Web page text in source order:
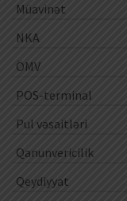
Müavinət
NKA
ÖMV
POS-terminal
Pul vəsaitləri
Qanunvericilik
Qeydiyyat